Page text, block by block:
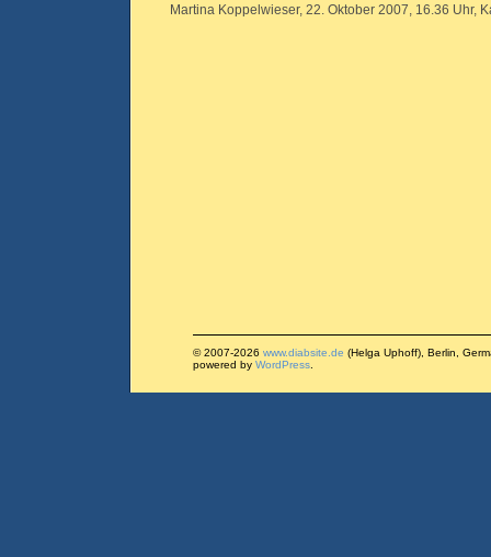
Martina Koppelwieser, 22. Oktober 2007, 16.36 Uhr,
© 2007-2026 www.diabsite.de (Helga Uphoff), Berlin,
powered by WordPress.